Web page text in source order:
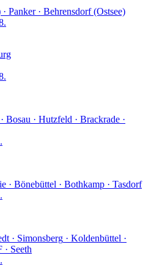
· Panker· Behrensdorf (Ostsee)
Bosau · Hutzfeld · Brackrade ·
· Bönebüttel · Bothkamp · Tasdorf
· Simonsberg · Koldenbüttel ·
· Seeth